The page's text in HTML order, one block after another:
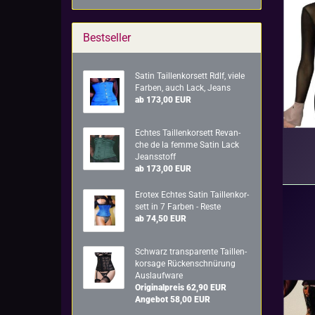
Bestseller
Satin Tail­len­kor­sett Rdlf, viele
Far­ben, auch Lack, Jeans
ab 173,00 EUR
Ech­tes Tail­len­kor­sett Re­van­
che de la femme Satin Lack
Jeans­stoff
ab 173,00 EUR
Ero­tex Ech­tes Satin Tail­len­kor­
sett in 7 Far­ben - Reste
ab 74,50 EUR
Schwarz trans­pa­ren­te Tail­len­
kor­sa­ge Rü­cken­schnü­rung
Aus­lauf­wa­re
Originalpreis 62,90 EUR
Angebot 58,00 EUR